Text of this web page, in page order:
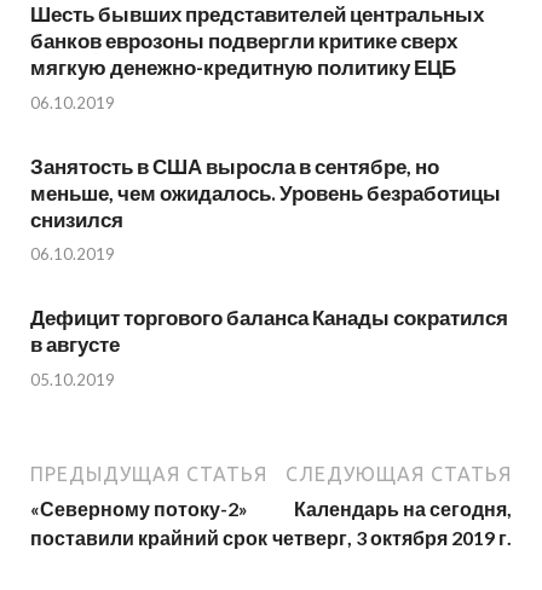
Шесть бывших представителей центральных
банков еврозоны подвергли критике сверх
мягкую денежно-кредитную политику ЕЦБ
06.10.2019
Занятость в США выросла в сентябре, но
меньше, чем ожидалось. Уровень безработицы
снизился
06.10.2019
Дефицит торгового баланса Канады сократился
в августе
05.10.2019
ПРЕДЫДУЩАЯ СТАТЬЯ
«Северному потоку-2»
поставили крайний срок
СЛЕДУЮЩАЯ СТАТЬЯ
Календарь на сегодня,
четверг, 3 октября 2019 г.